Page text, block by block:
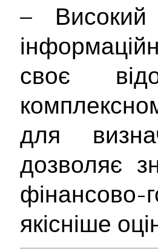
– Високий
своє
для
дозволяє
якісніше